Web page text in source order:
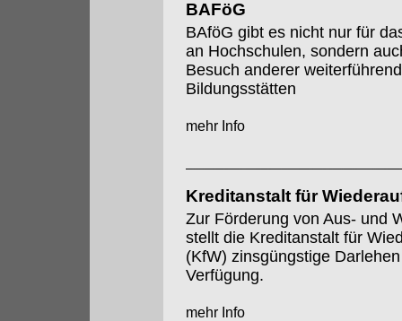
BAFöG
BAföG gibt es nicht nur für
an Hochschulen, sondern
Besuch anderer
Bildungsstätten
mehr Info
Kreditanstalt für
Zur Förderung von Aus- und
stellt die Kreditanstalt für
(KfW) zinsgüngstige
Verfügung.
mehr Info